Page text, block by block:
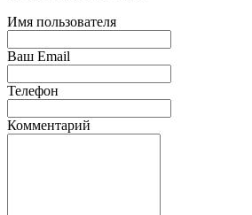
Имя пользователя
Ваш Email
Телефон
Комментарий